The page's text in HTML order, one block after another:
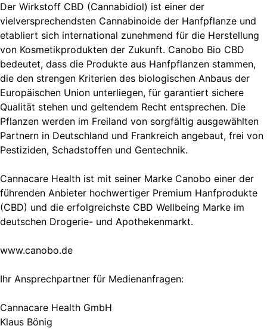
Der Wirkstoff CBD (Cannabidiol) ist einer der
vielversprechendsten Cannabinoide der Hanfpflanze und
etabliert sich international zunehmend für die Herstellung
von Kosmetikprodukten der Zukunft. Canobo Bio CBD
bedeutet, dass die Produkte aus Hanfpflanzen stammen,
die den strengen Kriterien des biologischen Anbaus der
Europäischen Union unterliegen, für garantiert sichere
Qualität stehen und geltendem Recht entsprechen. Die
Pflanzen werden im Freiland von sorgfältig ausgewählten
Partnern in Deutschland und Frankreich angebaut, frei von
Pestiziden, Schadstoffen und Gentechnik.
Cannacare Health ist mit seiner Marke Canobo einer der
führenden Anbieter hochwertiger Premium Hanfprodukte
(CBD) und die erfolgreichste CBD Wellbeing Marke im
deutschen Drogerie- und Apothekenmarkt.
www.canobo.de
Ihr Ansprechpartner für Medienanfragen:
Cannacare Health GmbH
Klaus Bönig